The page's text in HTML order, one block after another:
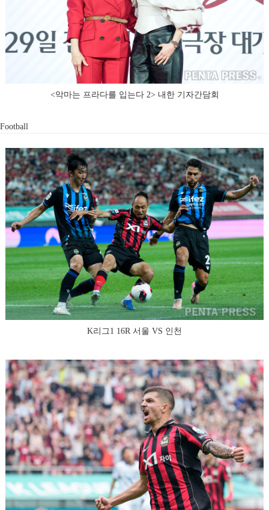
<악마는 프라다를 입는다 2> 내한 기자간담회
Football
K리그1 16R 서울 VS 인천